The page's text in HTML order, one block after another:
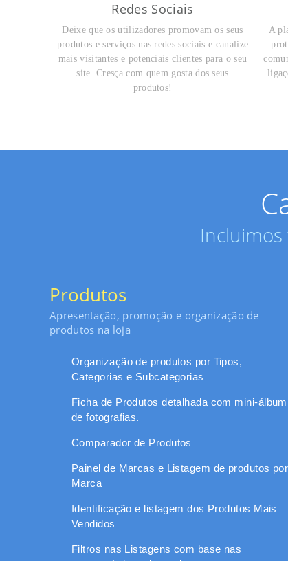
Redes Sociais
Deixe que os utilizadores promovam os seus
produtos e serviços nas redes sociais e canalize
mais visitantes e potenciais clientes para o seu
site. Cresça com quem gosta dos seus
produtos!
A
Produtos
Apresentação, promoção e organização de
produtos na loja
Organização de produtos por Tipos,
Categorias e Subcategorias
Ficha de Produtos detalhada com mini-álbum
de fotografias.
Comparador de Produtos
Painel de Marcas e Listagem de produtos por
Marca
Identificação e listagem dos Produtos Mais
Vendidos
Filtros nas Listagens com base nas